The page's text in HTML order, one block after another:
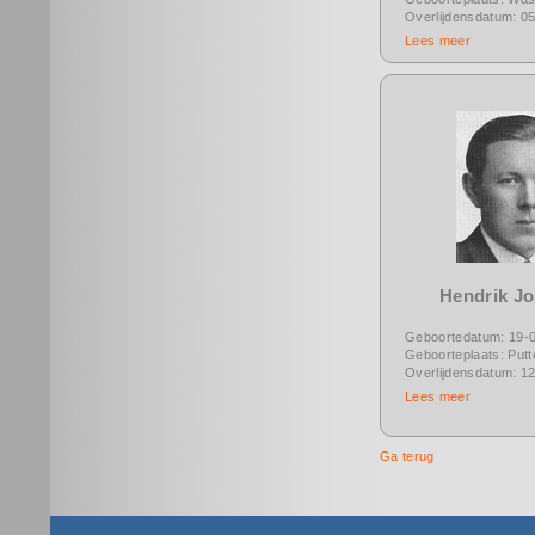
Overlijdensdatum:
Lees meer
Hendrik
Geboortedatum: 19-
Geboorteplaats:
Overlijdensdatum:
Lees meer
Ga terug